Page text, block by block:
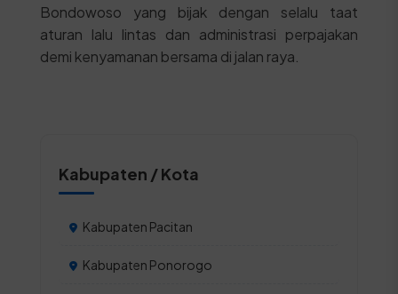
Bondowoso yang bijak dengan selalu taat
aturan lalu lintas dan administrasi perpajakan
demi kenyamanan bersama di jalan raya.
Kabupaten / Kota
Kabupaten Pacitan
Kabupaten Ponorogo